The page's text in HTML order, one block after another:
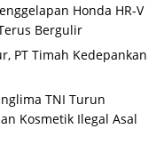
Honda HR-V
Bergulir
PT Timah Kedepankan
TNI Turun
Kosmetik Ilegal Asal